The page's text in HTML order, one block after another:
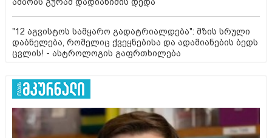
ამბობს გურამ დადიანიძის დედა
"12 აგვისტოს სამყარო გადატრიალდება": მზის სრული
დაბნელება, რომელიც ქვეყნებისა და ადამიანების ბედს
ცვლის! - ასტროლოგის გაფრთხილება